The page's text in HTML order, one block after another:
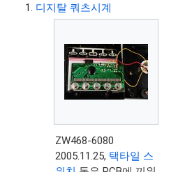
디지탈 쿼츠시계
ZW468-6080
2005.11.25, 택타일 스